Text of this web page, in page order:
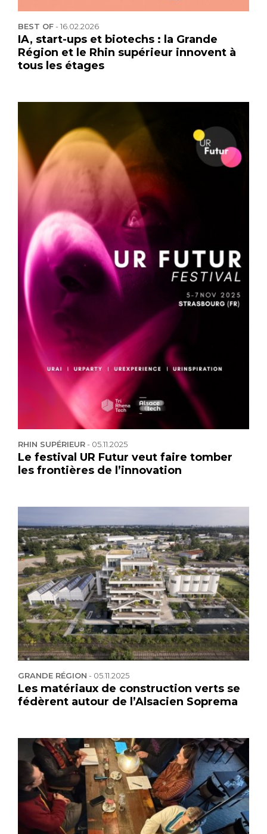
BEST OF-16.02.2026
IA, start-ups et biotechs : la Grande
Région et le Rhin supérieur innovent à
tous les étages
RHIN SUPÉRIEUR- 05.11.2025
Le festival UR Futur veut faire tomber
les frontières de l’innovation
GRANDE RÉGION - 05.11.2025
Les matériaux de construction verts se
fédèrent autour de l’Alsacien Soprema